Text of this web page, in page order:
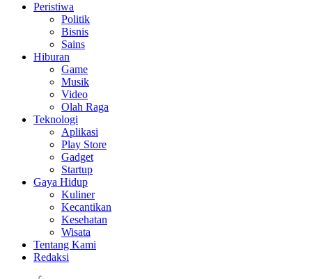
Peristiwa
Politik
Bisnis
Sains
Hiburan
Game
Musik
Video
Olah Raga
Teknologi
Aplikasi
Play Store
Gadget
Startup
Gaya Hidup
Kuliner
Kecantikan
Kesehatan
Wisata
Tentang Kami
Redaksi